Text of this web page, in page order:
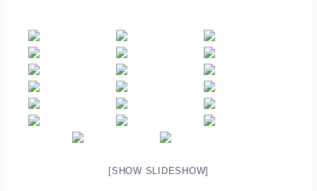
[SHOW SLIDESHOW]